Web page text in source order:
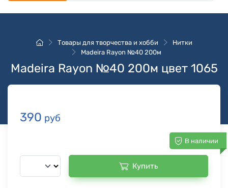
Товары для творчества и хобби
Нитки
Madeira Rayon №40 200м
Madeira Rayon №40 200м цвет 1065
390 руб
В наличии
Купить